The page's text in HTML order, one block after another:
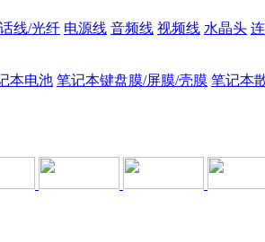
线/光纤 电源线 音频线 视频线 水晶头
本电池 笔记本键盘膜/屏膜/壳膜 笔记本